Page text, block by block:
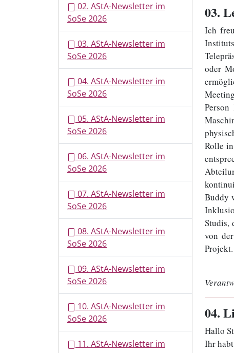
03.
Ich
oder
Rolle
Buddy
Studis,
von
04.
Hallo
Ihr
02. AStA-Newsletter im
SoSe 2026
03. AStA-Newsletter im
SoSe 2026
04. AStA-Newsletter im
SoSe 2026
05. AStA-Newsletter im
SoSe 2026
06. AStA-Newsletter im
SoSe 2026
07. AStA-Newsletter im
SoSe 2026
08. AStA-Newsletter im
SoSe 2026
09. AStA-Newsletter im
SoSe 2026
10. AStA-Newsletter im
SoSe 2026
11. AStA-Newsletter im